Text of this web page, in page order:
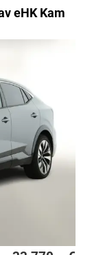
eHK Kam